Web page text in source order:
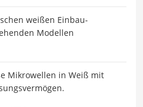
weißen Einbau-
Modellen
Mikrowellen in Weiß mit